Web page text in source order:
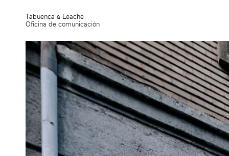
Tabuenca & Leache
Oficina de comunicación